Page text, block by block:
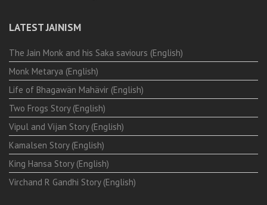
LATEST JAINISM
The Jain Monk and his Saka saviours (English)
Monk Metarya (English)
Life of Bhagawän Mahävir (English)
Two Frogs Story (English)
Vipul and Vijan Story (English)
Kamalsen Story (English)
King Hansa Story (English)
Virchand R Gandhi Story (English)